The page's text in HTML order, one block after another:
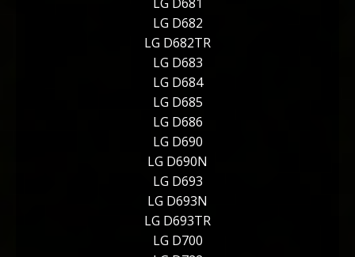
LG D682
LG D682TR
LG D683
LG D684
LG D685
LG D686
LG D690
LG D690N
LG D693
LG D693N
LG D693TR
LG D700